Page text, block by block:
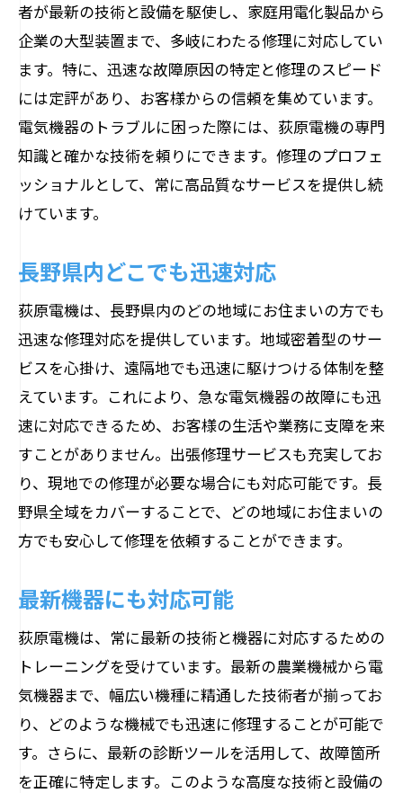
者が最新の技術と設備を駆使し、家庭用電化製品から
企業の大型装置まで、多岐にわたる修理に対応してい
ます。特に、迅速な故障原因の特定と修理のスピード
には定評があり、お客様からの信頼を集めています。
電気機器のトラブルに困った際には、荻原電機の専門
知識と確かな技術を頼りにできます。修理のプロフェ
ッショナルとして、常に高品質なサービスを提供し続
けています。
長野県内どこでも迅速対応
荻原電機は、長野県内のどの地域にお住まいの方でも
迅速な修理対応を提供しています。地域密着型のサー
ビスを心掛け、遠隔地でも迅速に駆けつける体制を整
えています。これにより、急な電気機器の故障にも迅
速に対応できるため、お客様の生活や業務に支障を来
すことがありません。出張修理サービスも充実してお
り、現地での修理が必要な場合にも対応可能です。長
野県全域をカバーすることで、どの地域にお住まいの
方でも安心して修理を依頼することができます。
最新機器にも対応可能
荻原電機は、常に最新の技術と機器に対応するための
トレーニングを受けています。最新の農業機械から電
気機器まで、幅広い機種に精通した技術者が揃ってお
り、どのような機械でも迅速に修理することが可能で
す。さらに、最新の診断ツールを活用して、故障箇所
を正確に特定します。このような高度な技術と設備の